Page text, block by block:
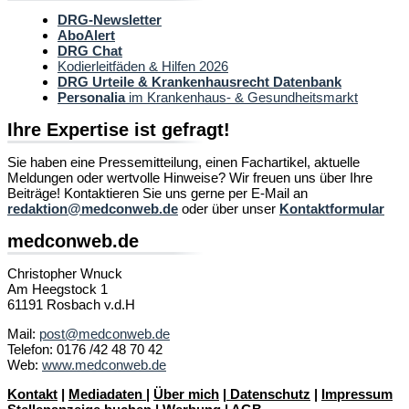
DRG-Newsletter
AboAlert
DRG Chat
Kodierleitfäden & Hilfen 2026
DRG Urteile & Krankenhausrecht Datenbank
Personaliaim Krankenhaus- & Gesundheitsmarkt
Ihre Expertise ist gefragt!
Sie haben eine Pressemitteilung, einen Fachartikel, aktuelle
Meldungen oder wertvolle Hinweise? Wir freuen uns über Ihre
Beiträge! Kontaktieren Sie uns gerne per E-Mail an
redaktion@medconweb.de oder über unser Kontaktformular
medconweb.de
Christopher Wnuck
Am Heegstock 1
61191 Rosbach v.d.H
Mail: post@medconweb.de
Telefon: 0176 /42 48 70 42
Web: www.medconweb.de
Kontakt | Mediadaten | Über mich | Datenschutz | Impressum